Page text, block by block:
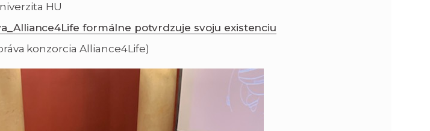
HU
formálne potvrdzuje svoju existenciu
konzorcia Alliance4Life)